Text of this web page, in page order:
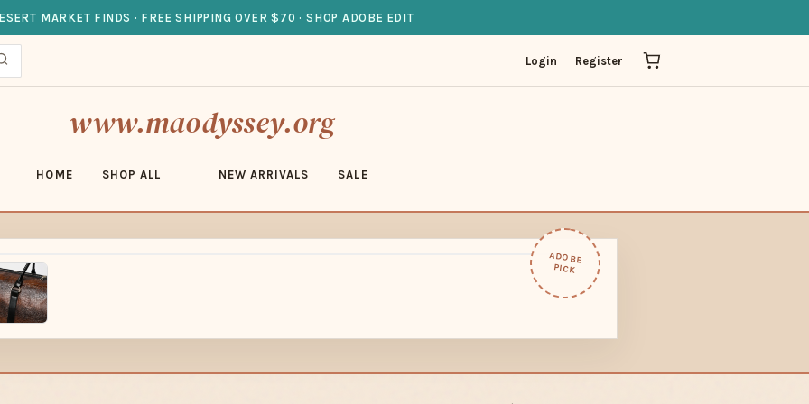
MARKET FINDS · FREE SHIPPING OVER $70 · SHOP ADOBE EDIT
Login Register
www.maodyssey.org
HOME SHOP ALL NEW ARRIVALS SALE
ADOBE
PICK